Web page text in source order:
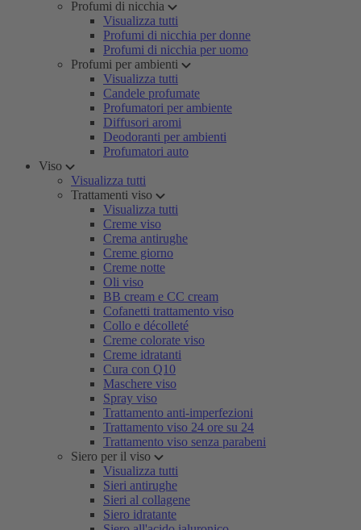
Profumi di nicchia
Visualizza tutti
Profumi di nicchia per donne
Profumi di nicchia per uomo
Profumi per ambienti
Visualizza tutti
Candele profumate
Profumatori per ambiente
Diffusori aromi
Deodoranti per ambienti
Profumatori auto
Viso
Visualizza tutti
Trattamenti viso
Visualizza tutti
Creme viso
Crema antirughe
Creme giorno
Creme notte
Oli viso
BB cream e CC cream
Cofanetti trattamento viso
Collo e décolleté
Creme colorate viso
Creme idratanti
Cura con Q10
Maschere viso
Spray viso
Trattamento anti-imperfezioni
Trattamento viso 24 ore su 24
Trattamento viso senza parabeni
Siero per il viso
Visualizza tutti
Sieri antirughe
Sieri al collagene
Siero idratante